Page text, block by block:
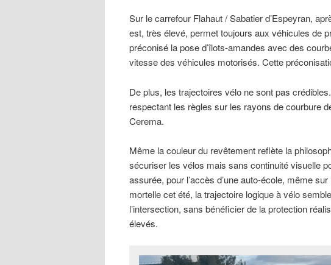
Sur le carrefour Flahaut / Sabatier d’Espeyran,
est, très élevé, permet toujours aux véhicules de
préconisé la pose d’îlots-amandes avec des
vitesse des véhicules motorisés. Cette
De plus, les trajectoires vélo ne sont pas
respectant les règles sur les rayons de courbure
Cerema.
Même la couleur du revêtement reflète la
sécuriser les vélos mais sans continuité visuelle
assurée, pour l’accès d’une auto-école, même
mortelle cet été, la trajectoire logique à vélo
l’intersection, sans bénéficier de la protection
élevés.